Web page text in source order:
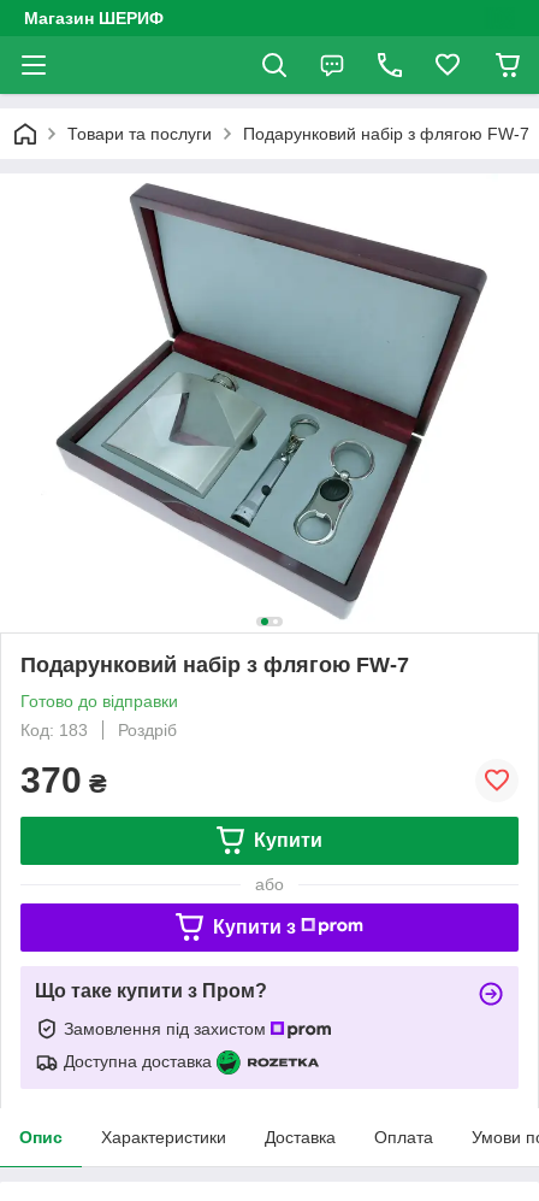
Магазин ШЕРИФ
Товари та послуги Подарунковий набір з флягою FW-7
Подарунковий набір з флягою FW-7
Готово до відправки
Код: 183
Роздріб
370 ₴
Купити
або
Купити з
Що таке купити з Пром?
Замовлення під захистом
Доступна доставка
Опис Характеристики Доставка Оплата Умови